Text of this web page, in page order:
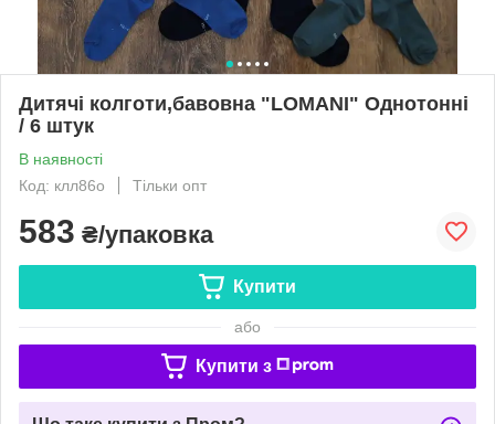
Дитячі колготи,бавовна "LOMANI" Однотонні
/ 6 штук
В наявності
Код: клл86о
Тільки опт
583 ₴/упаковка
Купити
або
Купити з